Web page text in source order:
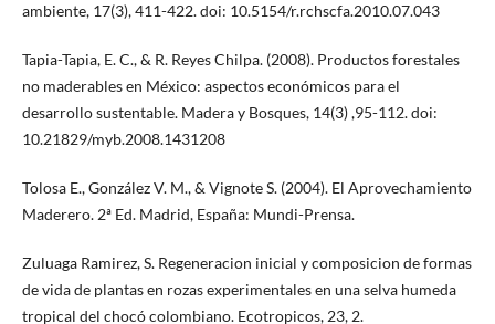
ambiente, 17(3), 411-422. doi: 10.5154/r.rchscfa.2010.07.043
Tapia-Tapia, E. C., & R. Reyes Chilpa. (2008). Productos forestales
no maderables en México: aspectos económicos para el
desarrollo sustentable. Madera y Bosques, 14(3) ,95-112. doi:
10.21829/myb.2008.1431208
Tolosa E., González V. M., & Vignote S. (2004). El Aprovechamiento
Maderero. 2ª Ed. Madrid, España: Mundi-Prensa.
Zuluaga Ramirez, S. Regeneracion inicial y composicion de formas
de vida de plantas en rozas experimentales en una selva humeda
tropical del chocó colombiano. Ecotropicos, 23, 2.